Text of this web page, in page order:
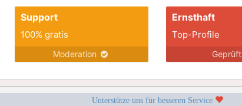
Support
100% gratis
Moderation
Ernsthaft
Top-Profile
Geprüft
Unterstütze uns für besseren Service